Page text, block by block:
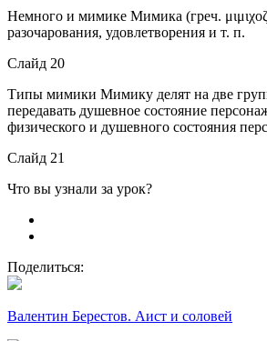
Немного и мимике Мимика (греч.
разочарования, удовлетворения и т. п.
Слайд 20
Типы мимики Мимику делят на две
передавать душевное состояние
физического и душевного состояния
Слайд 21
Что вы узнали за урок?
Поделиться:
Валентин Берестов. Аист и соловей